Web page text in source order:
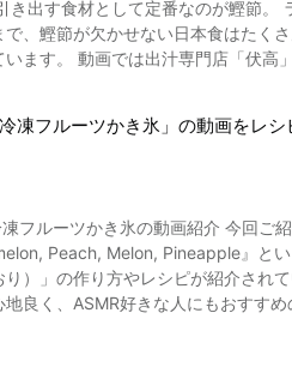
まります。優しく手洗いし、元の大きさの約2
のこだわりと歴史がつまった圧力
詰めされ、さらに醗酵室で20時間
豆は、「畑の肉」といわれるほど
に関心のある人からも注目されるように。 大豆を発酵させる
食品の社長が納豆嫌いだったよう
辛料を使うと和らぐようです。一度お試しください。
幻の大豆」とまで称される赤大豆
、鰹節が欠かせない日本食はたく
ます。 動画では出汁専門店「伏
ピに取り入れたい材料です。 また
ま味が加わり、調味料を入れなく
、市販と節状の違いが説明されています。 スーパーでよく見る削
ます。 本節の賞味期限は、メーカー
う人物が焼津に伝えた土佐節の製法が
本一を誇る鹿児島県枕崎市です。
凍フルーツかき氷」の動画をレ
フルーツかき氷の動画紹介 今回
』という動画です。 この動画では、フルーツ丸ごとを凍らせた
）」の作り方やレシピが紹介され
、ASMR好きな人にもおすすめの動画。ま